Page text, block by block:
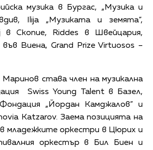
музика в Бургас, „Музика и
Ilija „Музиката и земята”,
в Скопие, Riddes в Швейцария,
Виена, Grand Prize Virtuosos –
става член на музикална
Swiss Young Talent в Базел,
„Йордан Камджалов” и
Katzarov. Заема позицията на
младежките оркестри в Цюрих и
оркестър в Бил Биен и